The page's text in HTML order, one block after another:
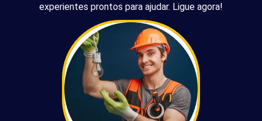
experientes prontos para ajudar. Ligue agora!